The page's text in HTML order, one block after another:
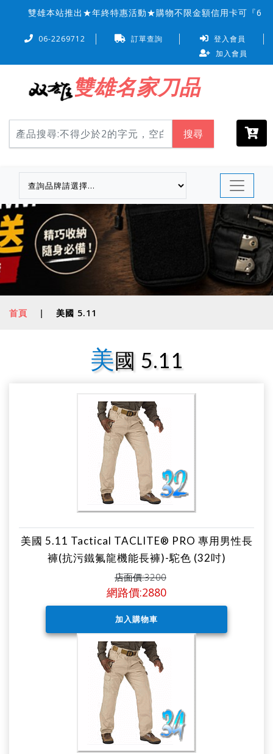
雙雄本站推出★年終特惠活動★購物不限金額信用卡可『6 期
06-2269712 訂單查詢
登入會員
加入會員
雙雄名家刀品
搜尋
首頁 | 美國 5.11
美國 5.11
美國 5.11 Tactical TACLITE® PRO 專用男性長
褲(抗污鐵氟龍機能長褲)-駝色 (32吋)
店面價:3200
網路價:2880